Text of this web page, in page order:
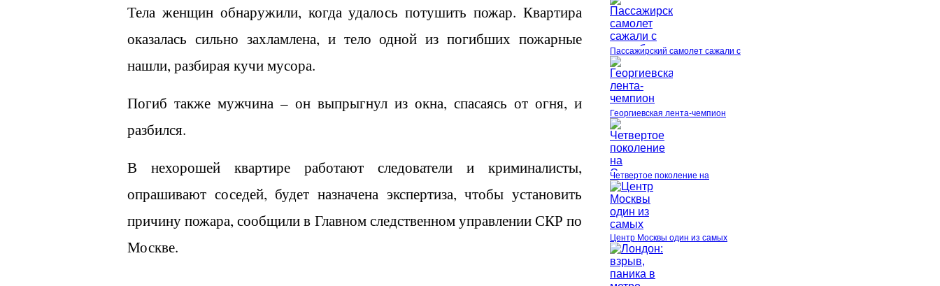
Тела женщин обнаружили, когда удалось потушить пожар. Квартира
оказалась сильно захламлена, и тело одной из погибших пожарные
нашли, разбирая кучи мусора.
Погиб также мужчина – он выпрыгнул из окна, спасаясь от огня, и
разбился.
В нехорошей квартире работают следователи и криминалисты,
опрашивают соседей, будет назначена экспертиза, чтобы установить
причину пожара, сообщили в Главном следственном управлении СКР по
Москве.
Пассажирский самолет сажали с
Георгиевская лента-чемпион
Четвертое поколение на
Центр Москвы один из самых